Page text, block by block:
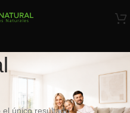
el único resultado